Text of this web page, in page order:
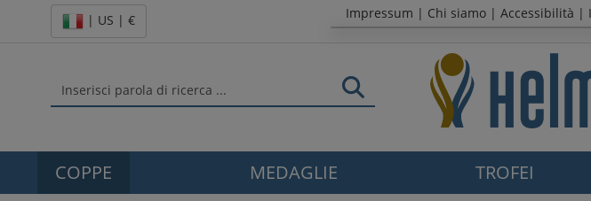
| US | € Impressum | Chi siamo | Accessibilità |
COPPE MEDAGLIE TROFEI